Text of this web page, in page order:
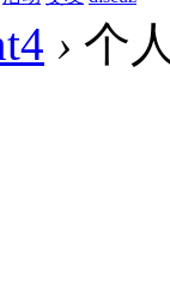
› 个